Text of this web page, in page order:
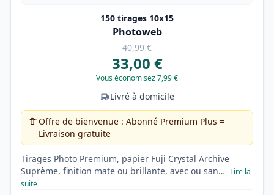
150 tirages 10x15
Photoweb
40,99 €
33,00 €
Vous économisez 7,99 €
Livré à domicile
Offre de bienvenue : Abonné Premium Plus =
Livraison gratuite
Tirages Photo Premium, papier Fuji Crystal Archive
Suprème, finition mate ou brillante, avec ou san… Lire la
suite